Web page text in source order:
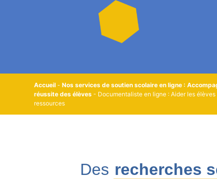
Accueil -Nos services de soutien scolaire en ligne :
réussite des élèves - Documentaliste en ligne : Aider les
ressources
Des recherches